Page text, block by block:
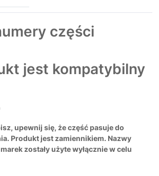
części
jest kompatybilny
upewnij się, że część pasuje do
Produkt jest zamiennikiem. Nazwy
zostały użyte wyłącznie w celu